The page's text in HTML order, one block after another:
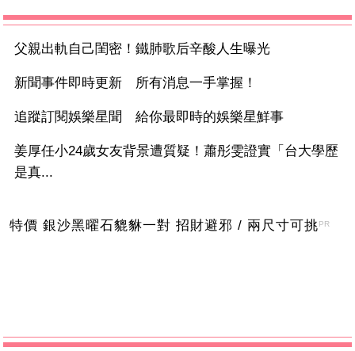
父親出軌自己閨密！鐵肺歌后辛酸人生曝光
新聞事件即時更新 所有消息一手掌握！
追蹤訂閱娛樂星聞 給你最即時的娛樂星鮮事
姜厚任小24歲女友背景遭質疑！蕭彤雯證實「台大學歷
是真...
特價 銀沙黑曜石貔貅一對 招財避邪 / 兩尺寸可挑 PR